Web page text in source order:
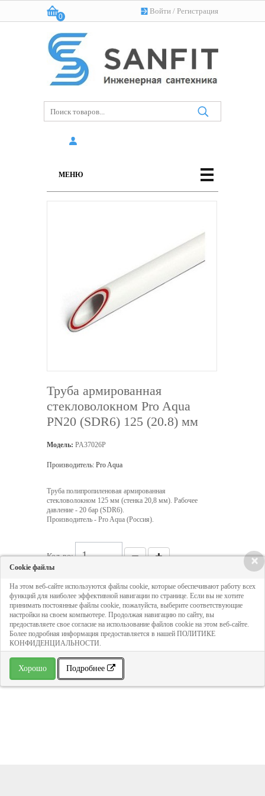
Войти / Регистрация
Корзина:
0
(пусто)
МЕНЮ
Труба армированная
стекловолокном Pro Aqua
PN20 (SDR6) 125 (20.8) мм
Модель: PA37026P
Производитель: Pro Aqua
Труба полипропиленовая армированная
стекловолокном 125 мм (стенка 20,8 мм). Рабочее
давление - 20 бар (SDR6).
Производитель - Pro Aqua (Россия).
Кол-во:
Цена - по запросу
ДОБАВИТЬ В КОРЗИНУ
» В избранное
×
Cookie файлы
На этом веб-сайте используются файлы cookie, которые обеспечивают работу всех
функций для наиболее эффективной навигации по странице. Если вы не хотите
принимать постоянные файлы cookie, пожалуйста, выберите соответствующие
настройки на своем компьютере. Продолжая навигацию по сайту, вы
предоставляете свое согласие на использование файлов cookie на этом веб-сайте.
Более подробная информация предоставляется в нашей ПОЛИТИКЕ
КОНФИДЕНЦИАЛЬНОСТИ.
Хорошо Подробнее